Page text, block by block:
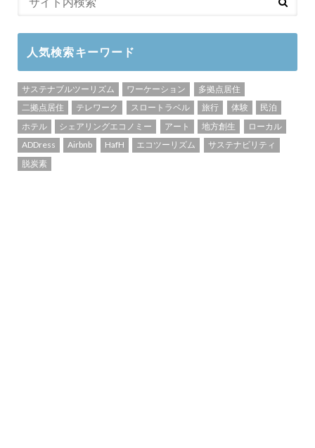
人気検索キーワード
サステナブルツーリズム ワーケーション
多拠点居住
二拠点居住
テレワーク スロートラベル 旅行 体験
民泊
ホテル
シェアリングエコノミー アート 地方創生
ローカル
ADDress
Airbnb HafH エコツーリズム
サステナビリティ
脱炭素